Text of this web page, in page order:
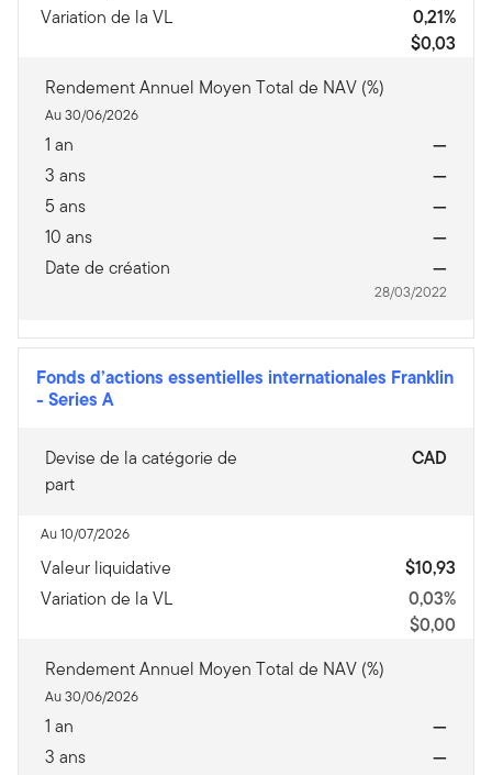
Variation de la VL
0,21%
$0,03
Rendement Annuel Moyen Total de NAV (%)
Au 30/06/2026
1 an
—
3 ans
—
5 ans
—
10 ans
—
Date de création
—
28/03/2022
Fonds d’actions essentielles internationales Franklin
- Series A
Devise de la catégorie de
part
CAD
Au 10/07/2026
Valeur liquidative
$10,93
Variation de la VL
0,03%
$0,00
Rendement Annuel Moyen Total de NAV (%)
Au 30/06/2026
1 an
—
3 ans
—